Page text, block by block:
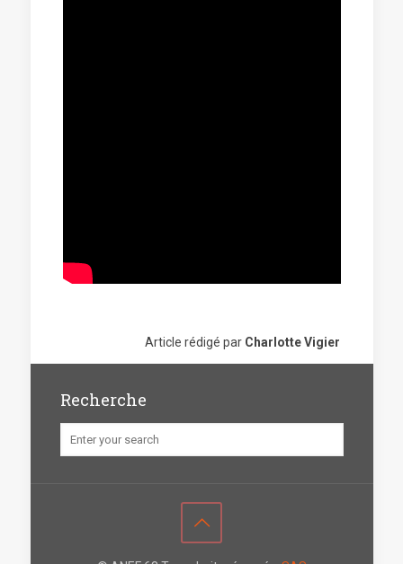
Article rédigé par Charlotte Vigier
Recherche